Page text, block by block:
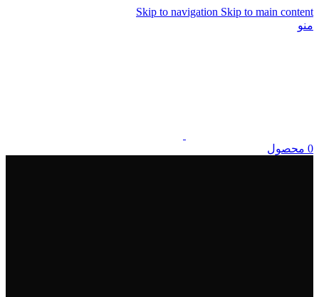
Skip to navigation Skip to main content
منو
0 محصول